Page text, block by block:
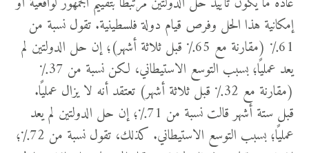
إمكانية هذا الحل وفرص قيام دولة فلسطينية. تقول نسبة من
61٪ (مقارنة مع 65٪ قبل ثلاثة أشهر)؛ إن حل الدولتين لم
يعد عمليًا؛ بسبب التوسع الاستيطاني، لكن نسبة من 37٪
(مقارنة مع 32٪ قبل ثلاثة أشهر) تعتقد أنه لا يزال عمليًا.
قبل ستة أشهر قالت نسبة من 71٪؛ إن حل الدولتين لم يعد
عمليًا؛ بسبب التوسع الاستيطاني. كذلك، تقول نسبة من 72٪؛